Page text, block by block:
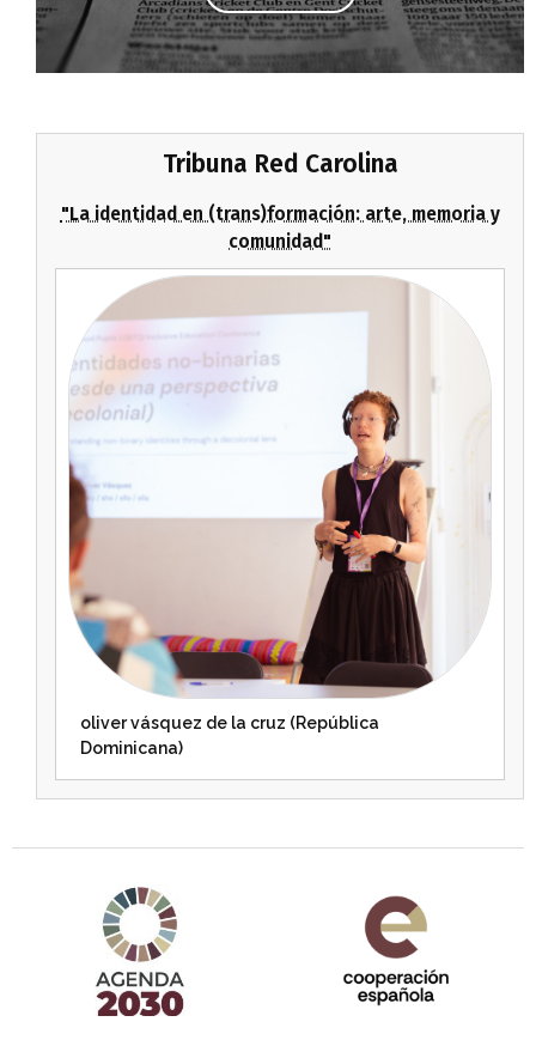
Tribuna Red Carolina
"La identidad en (trans)formación: arte, memoria y
comunidad"
oliver vásquez de la cruz (República
Dominicana)